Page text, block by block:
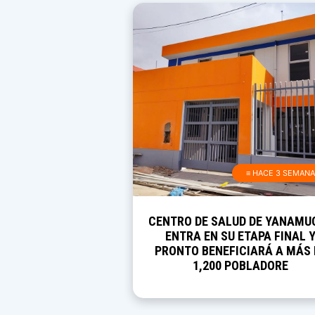
≡ HACE 3
CENTRO DE SALUD DE
ENTRA EN SU ETAPA FINAL Y
PRONTO BENEFICIARÁ A MÁS
1,200 POBLADORE